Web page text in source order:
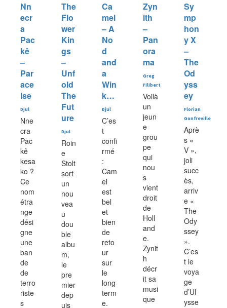
Nn
ecr
a
Pac
kê
–
Par
ace
lse
Djul
Nne
cra
Pac
kê
kesa
ko ?
Ce
nom
étra
nge
dési
gne
une
ban
de
de
terro
riste
s
The
Flo
wer
Kin
gs
–
Unf
old
The
Fut
ure
Djul
Roin
e
Stolt
sort
un
nou
vea
u
dou
ble
albu
m,
le
pre
mier
dep
uis
Ca
mel
– A
No
d
and
a
Win
k…
Djul
C’es
t
confi
rmé
:
Cam
el
est
bel
et
bien
de
reto
ur
sur
le
long
term
e.
Zyn
ith
–
Pan
ora
ma
Greg
Filibert
Voilà
un
jeun
e
grou
pe
qui
nou
s
vient
droit
de
Holl
and
e.
Zynit
h
décr
it sa
musi
que
Sy
mp
hon
y X
–
The
Od
yss
ey
Florian
Gonfreville
Aprè
s «
V »,
joli
succ
ès,
arriv
e «
The
Ody
ssey
».
C’es
t le
voya
ge
d’Ul
ysse